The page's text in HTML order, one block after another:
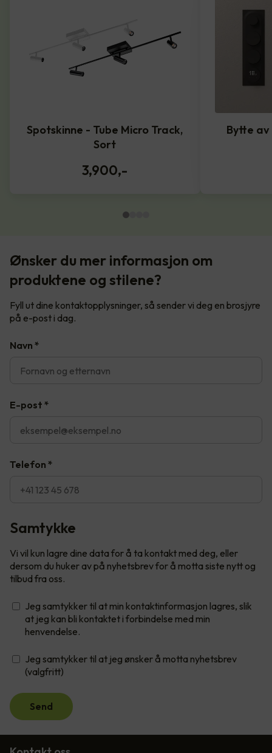
Spotskinne - Tube Micro Track,
Sort
3,900,-
Bytte
Ønsker du mer informasjon om
produktene og stilene?
Fyll ut dine kontaktopplysninger, så sender vi deg en brosjyre
på e-post i dag.
Navn *
E-post *
Telefon *
Samtykke
Vi vil kun lagre dine data for å ta kontakt med deg, eller
dersom du huker av på nyhetsbrev for å motta siste nytt og
tilbud fra oss.
Jeg samtykker til at min kontaktinformasjon lagres, slik
at jeg kan bli kontaktet i forbindelse med min
henvendelse.
Jeg samtykker til at jeg ønsker å motta nyhetsbrev
(valgfritt)
Send